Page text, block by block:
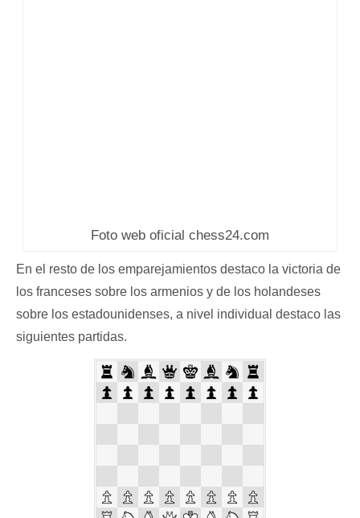
Foto web oficial chess24.com
En el resto de los emparejamientos destaco la victoria de
los franceses sobre los armenios y de los holandeses
sobre los estadounidenses, a nivel individual destaco las
siguientes partidas.